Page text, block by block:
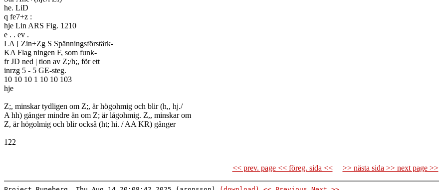
he. LiD
q fe7+z :
hje Lin ARS Fig. 1210
e . . ev .
LA [ Zin+Zg S Spänningsförstärk-
KA Flag ningen F, som funk-
fr JD ned | tion av Z;/h;, för ett
inrzg 5 - 5 GE-steg.
10 10 10 1 10 10 103
hje
Z;, minskar tydligen om Z;, är högohmig och blir (h,, hj./
A hh) gånger mindre än om Z; är lågohmig. Z,, minskar om
Z, är högolmig och blir också (ht; hi. / AA KR) gånger
122
<< prev. page << föreg. sida << >> nästa sida >> next page >>